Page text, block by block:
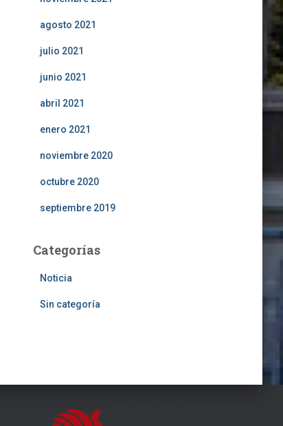
agosto 2021
julio 2021
junio 2021
abril 2021
enero 2021
noviembre 2020
octubre 2020
septiembre 2019
Categorías
Noticia
Sin categoría